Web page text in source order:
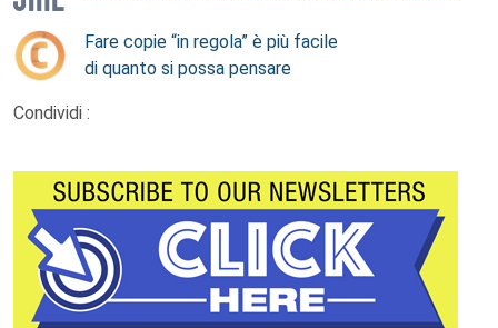
Fare copie “in regola” è più facile
di quanto si possa pensare
Condividi :